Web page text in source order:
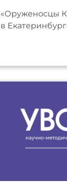
«Оруженосцы
в